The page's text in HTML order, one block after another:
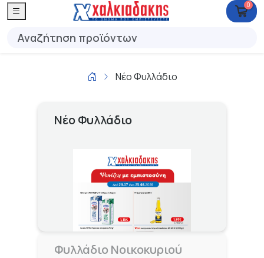
0
Νέο Φυλλάδιο
Νέο Φυλλάδιο
Φυλλάδιο Νοικοκυριού